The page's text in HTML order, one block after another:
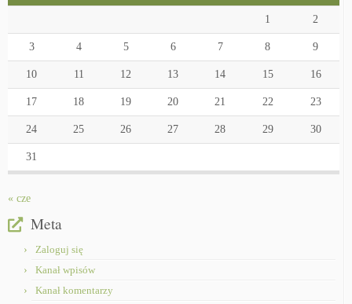
1 2
3 4 5 6 7 8 9
10 11 12 13 14 15 16
17 18 19 20 21 22 23
24 25 26 27 28 29 30
31
« cze
Meta
Zaloguj się
Kanał wpisów
Kanał komentarzy